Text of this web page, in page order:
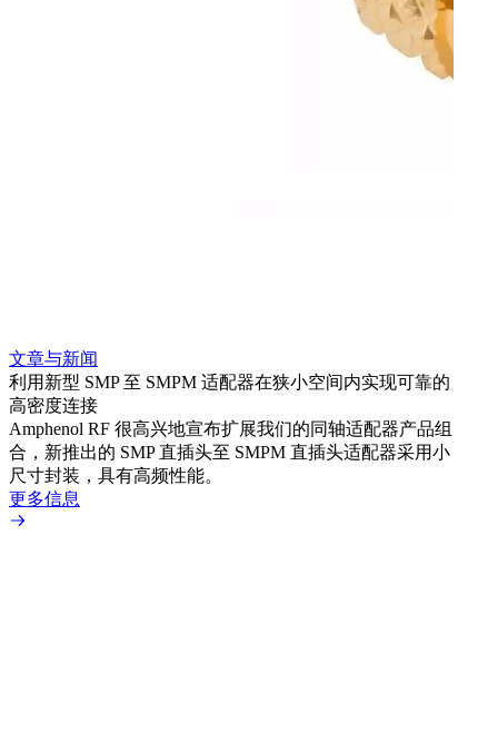
文章与新闻
利用新型 SMP 至 SMPM 适配器在狭小空间内实现可靠的
高密度连接
Amphenol RF 很高兴地宣布扩展我们的同轴适配器产品组
合，新推出的 SMP 直插头至 SMPM 直插头适配器采用小
尺寸封装，具有高频性能。
更多信息